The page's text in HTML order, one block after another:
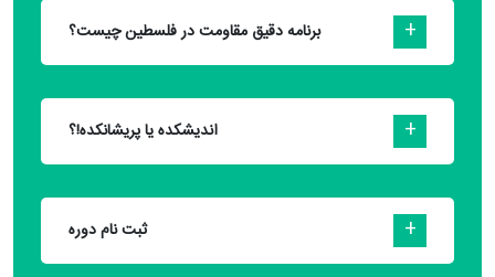
برنامه دقیق مقاومت در فلسطین چیست؟
اندیشکده یا پریشانکده!؟
ثبت نام دوره